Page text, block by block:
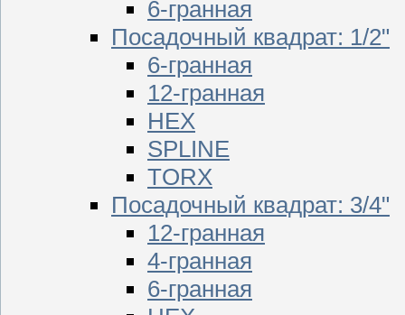
6-гранная
Посадочный квадрат: 1/2"
6-гранная
12-гранная
HEX
SPLINE
TORX
Посадочный квадрат: 3/4"
12-гранная
4-гранная
6-гранная